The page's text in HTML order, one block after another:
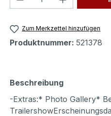
Zum Merkzettel hinzufügen
Produktnummer: 521378
Beschreibung
-Extras:* Photo Gallery*